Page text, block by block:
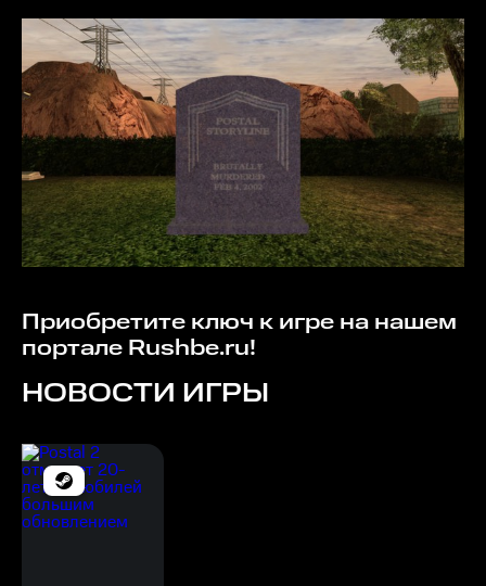
Приобретите ключ к игре на нашем
портале Rushbe.ru!
НОВОСТИ ИГРЫ